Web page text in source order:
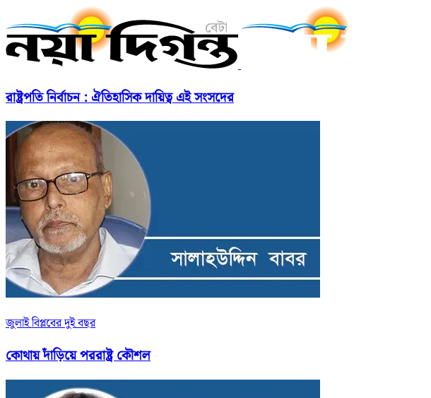
রাষ্ট্রপতি নির্বাচন : ঐতিহাসিক দায়িত্ব এই সংসদের
জুলাই বিপ্লবের দুই বছর
কোথায় দাঁড়িয়ে পররাষ্ট্র কৌশল